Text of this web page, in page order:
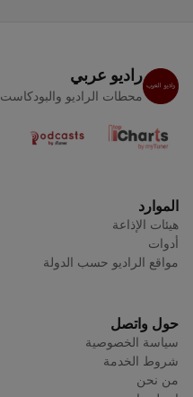
راديو عربي
محطات الراديو والبودكاست
الموارد
هيئات الإذاعة
أدوات
مواقع الراديو حسب الدولة
حول واتصل
سياسة الخصوصية
شروط الخدمة
من نحن